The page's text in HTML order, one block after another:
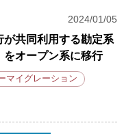
2024/01/05
が共同利用する勘定系
オープン系に移行
マイグレーション